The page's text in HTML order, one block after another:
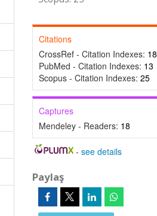
Citations
CrossRef - Citation Indexes: 18
PubMed - Citation Indexes: 13
Scopus - Citation Indexes: 25
Captures
Mendeley - Readers: 18
-see details
Paylaş